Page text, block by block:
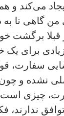
می‌کند و
گاهی تا به
۵ بار قبلا
برای یک
سفارت،
نشده و
چیزی
توافق ندارند،